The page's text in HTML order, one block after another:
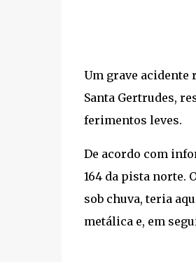
Um grave acidente
Santa Gertrudes,
ferimentos leves.
De acordo com
164 da pista norte.
sob chuva, teria
metálica e, em